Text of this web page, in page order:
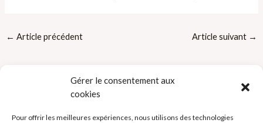
Gérer le consentement aux
cookies
Pour offrir les meilleures expériences, nous utilisons des technologies
← Article précédent Article suivant →